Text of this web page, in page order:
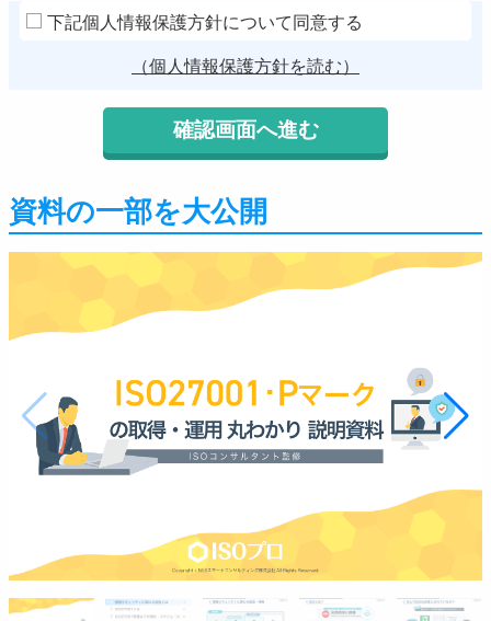
下記個人情報保護方針について同意する
（個人情報保護方針を読む）
資料の一部を大公開